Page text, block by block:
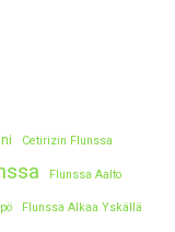
Cetirizin Flunssa
Flunssa Aalto
Flunssa Alkaa Yskällä